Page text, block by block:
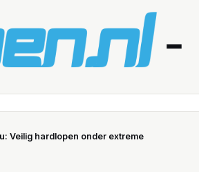
Veilig hardlopen onder extreme